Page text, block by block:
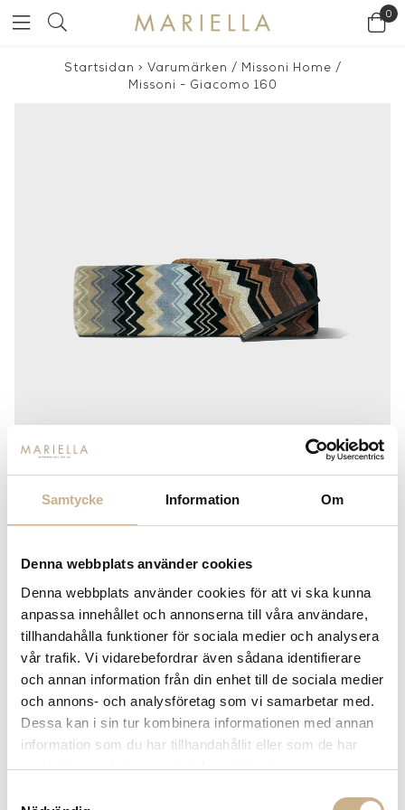
Samtycke Information Om
Denna webbplats använder cookies
Denna webbplats använder cookies för att vi ska kunna
anpassa innehållet och annonserna till våra användare,
tillhandahålla funktioner för sociala medier och analysera
vår trafik. Vi vidarebefordrar även sådana identifierare
och annan information från din enhet till de sociala medier
och annons- och analysföretag som vi samarbetar med.
Dessa kan i sin tur kombinera informationen med annan
information som du har tillhandahållit eller som de har
samlat in när du har använt deras tjänster.
0
Startsidan > Varumärken / Missoni Home /
Missoni - Giacomo 160
MISSONI - GIACOMO 160
350 kr
+
- LÄGG I VARUKORG
Lagerstatus: Lagervara. Om varan tillfälligt skulle vara